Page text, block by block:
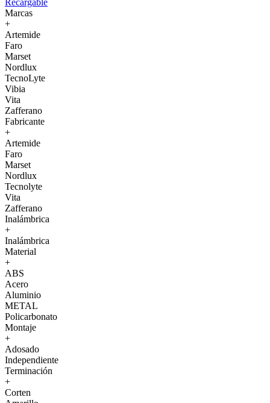
Marcas
+
Artemide
Faro
Marset
Nordlux
TecnoLyte
Vibia
Vita
Zafferano
Fabricante
+
Artemide
Faro
Marset
Nordlux
Tecnolyte
Vita
Zafferano
Inalámbrica
+
Inalámbrica
Material
+
ABS
Acero
Aluminio
METAL
Policarbonato
Montaje
+
Adosado
Independiente
Terminación
+
Corten